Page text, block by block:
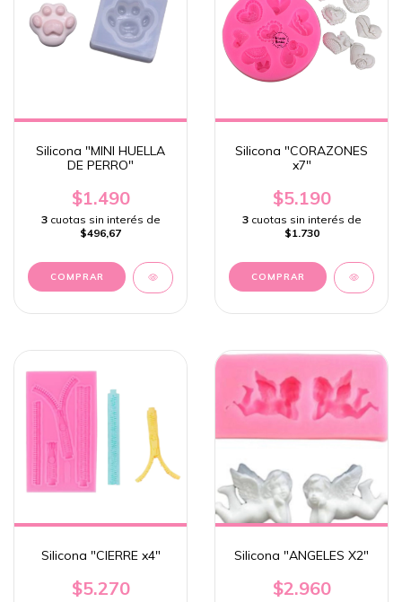
Silicona "MINI HUELLA
DE PERRO"
$1.490
3 cuotas sin interés de
$496,67
Silicona "CORAZONES
x7"
$5.190
3 cuotas sin interés de
$1.730
Silicona "CIERRE x4"
$5.270
Silicona "ANGELES X2"
$2.960